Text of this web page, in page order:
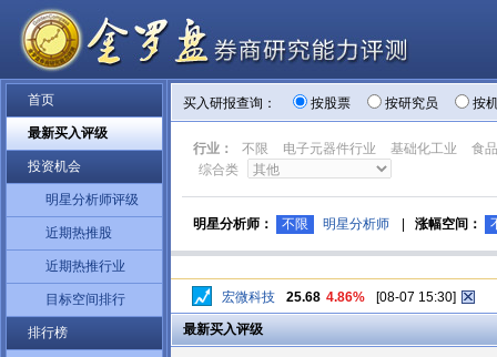
首页
最新买入评级
投资机会
明星分析师评级
近期热推股
近期热推行业
目标空间排行
排行榜
买入研报查询： 按股票 按研究员 按
行业： 不限 电子元器件行业 基础化工业
食
综合类
明星分析师： 不限 明星分析师 涨幅空间：
宏微科技 25.68 4.86% [08-07 15:30]
最新买入评级